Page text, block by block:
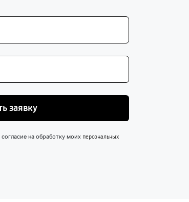
заявку
на обработку моих персональных